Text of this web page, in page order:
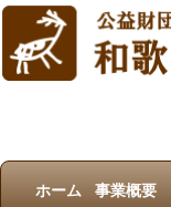
ホーム 事業概要